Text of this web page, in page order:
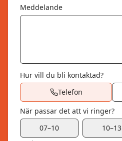
Meddelande
Hur vill du bli kontaktad?
Telefon
När passar det att vi ringer?
07–10
10–13